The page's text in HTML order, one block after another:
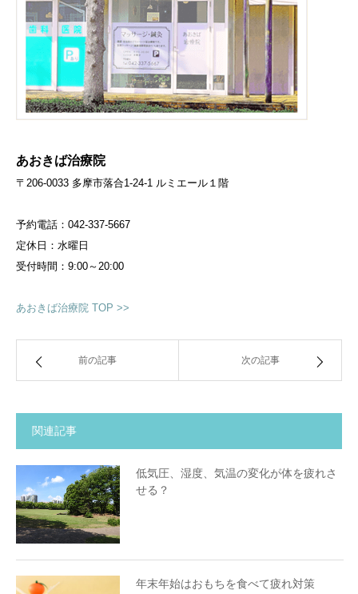
あおきば治療院
〒206-0033 多摩市落合1-24-1 ルミエール１階
予約電話：042-337-5667
定休日：水曜日
受付時間：9:00～20:00
あおきば治療院 TOP >>
前の記事 次の記事
関連記事
低気圧、湿度、気温の変化が体を疲れさ
せる？
年末年始はおもちを食べて疲れ対策